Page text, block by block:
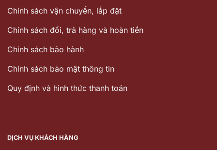
Chính sách vận chuyển, lắp đặt
Chính sách đổi, trả hàng và hoàn tiền
Chinh sách bảo hành
Chính sách bảo mật thông tin
Quy định và hình thức thanh toán
DỊCH VỤ KHÁCH HÀNG